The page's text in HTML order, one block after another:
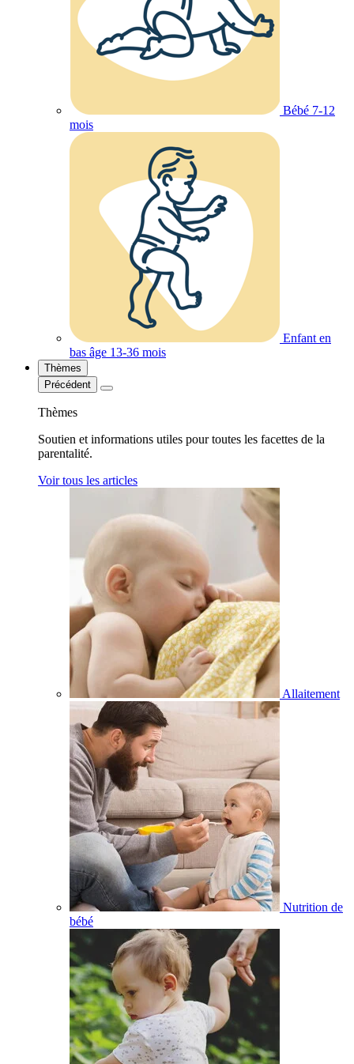
Bébé 7-12
mois
Enfant en
bas âge 13-36 mois
Thèmes
Précédent
Thèmes
Soutien et informations utiles pour toutes les facettes de la
parentalité.
Voir tous les articles
Allaitement
Nutrition de
bébé